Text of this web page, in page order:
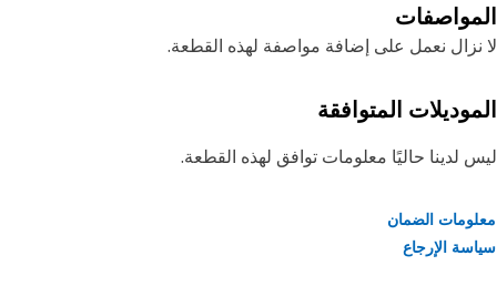
نعمل على إضافة مواصفة لهذه القطعة.
المتوافقة
لدينا حاليًا معلومات توافق لهذه القطعة.
الضمان
الإرجاع